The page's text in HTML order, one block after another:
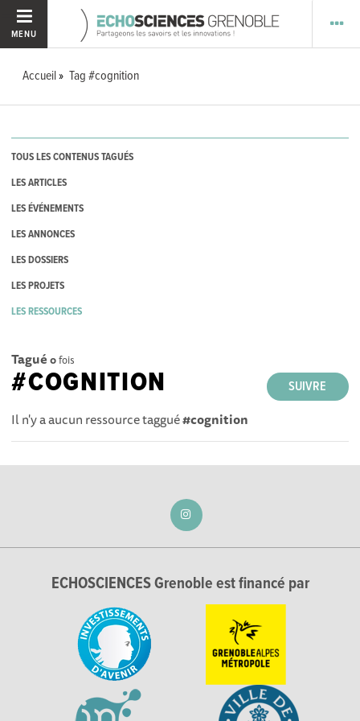
MENU
Accueil Tag #cognition
TOUS LES CONTENUS TAGUÉS
LES ARTICLES
LES ÉVÉNEMENTS
LES ANNONCES
LES DOSSIERS
LES PROJETS
LES RESSOURCES
Tagué 0fois
SUIVRE
#COGNITION
Il n'y a aucun ressource taggué#cognition
ECHOSCIENCES Grenoble est financé par